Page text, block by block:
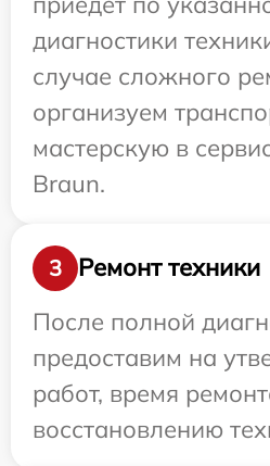
диагностики
случае сложного
организуем
мастерскую в
Braun.
3
Ремонт техники
После полной
предоставим на
работ, время
восстановлению